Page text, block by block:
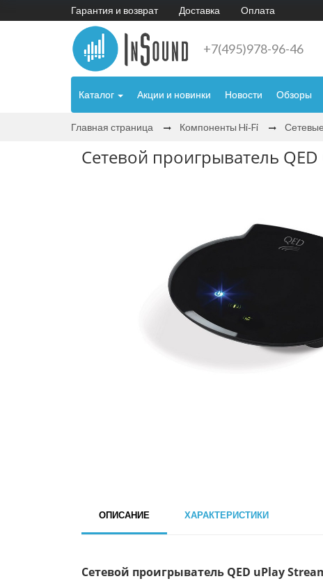
Гарантия и возврат Доставка Оплата
+7(495)978-96-46
Каталог Акции и новинки Новости Обзоры
Главная страница Компоненты Hi‑Fi
Сетевой проигрыватель
ОПИСАНИЕ ХАРАКТЕРИСТИКИ
Сетевой проигрыватель QED uPlay